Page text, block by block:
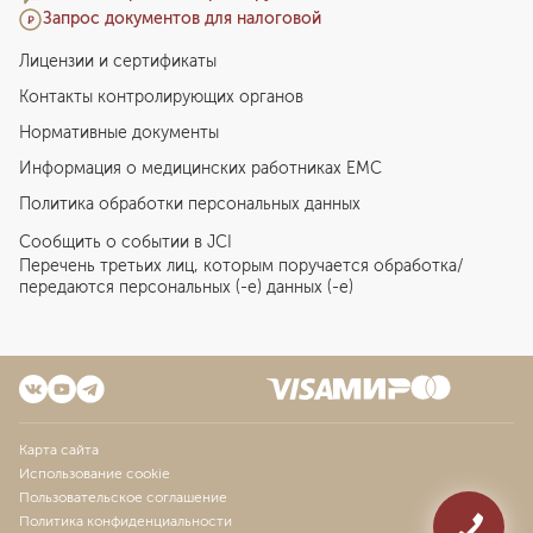
Запрос документов для налоговой
Лицензии и сертификаты
Контакты контролирующих органов
Нормативные документы
Информация о медицинских работниках EMC
Политика обработки персональных данных
Сообщить о событии в JCI
Перечень третьих лиц, которым поручается обработка/
передаются персональных (-е) данных (-е)
Карта сайта
Использование cookie
Пользовательское соглашение
Политика конфиденциальности